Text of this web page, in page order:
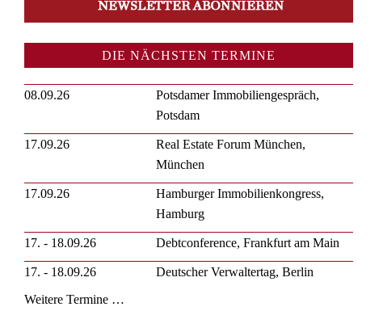
DIE NÄCHSTEN TERMINE
08.09.26
Potsdamer Immobiliengespräch,
Potsdam
17.09.26
Real Estate Forum München,
München
17.09.26
Hamburger Immobilienkongress,
Hamburg
17. - 18.09.26 Debtconference, Frankfurt am Main
17. - 18.09.26
Deutscher Verwaltertag, Berlin
Weitere Termine …